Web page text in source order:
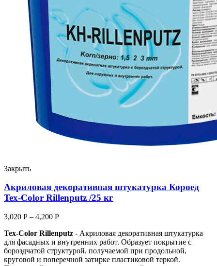
Закрыть
Акриловая декоративная штукатурка Короед
Tex-Color Rillenputz /25 кг
3,020 Р – 4,200 Р
Tex-Color Rillenputz - Акриловая декоративная штукатурка
для фасадных и внутренних работ. Образует покрытие с
бороздчатой структурой, получаемой при продольной,
круговой и поперечной затирке пластиковой теркой.